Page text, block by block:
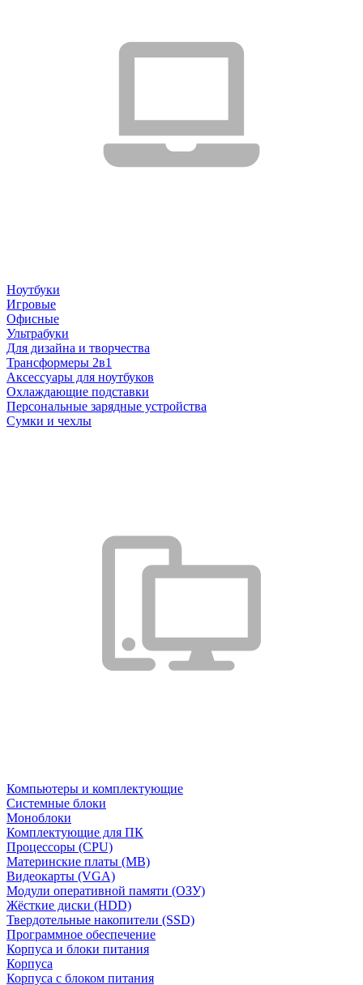
Ноутбуки
Игровые
Офисные
Ультрабуки
Для дизайна и творчества
Трансформеры 2в1
Аксессуары для ноутбуков
Охлаждающие подставки
Персональные зарядные устройства
Сумки и чехлы
Компьютеры и комплектующие
Системные блоки
Моноблоки
Комплектующие для ПК
Процессоры (CPU)
Материнские платы (MB)
Видеокарты (VGA)
Модули оперативной памяти (ОЗУ)
Жёсткие диски (HDD)
Твердотельные накопители (SSD)
Программное обеспечение
Корпуса и блоки питания
Корпуса
Корпуса с блоком питания